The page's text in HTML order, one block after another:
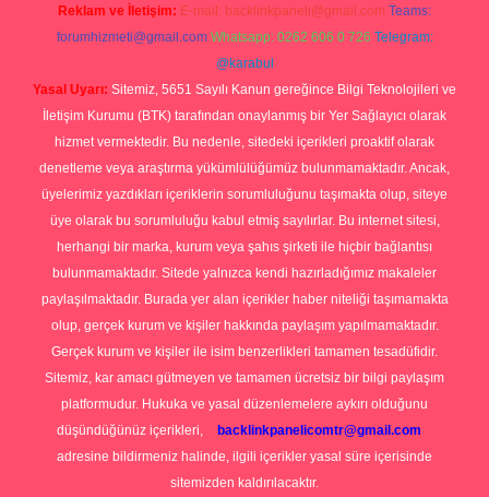
Reklam ve İletişim: E-mail: backlinkpaneli@gmail.com Teams:
forumhizmeti@gmail.com Whatsapp: 0262 606 0 726 Telegram:
@karabul
Yasal Uyarı: Sitemiz, 5651 Sayılı Kanun gereğince Bilgi Teknolojileri ve
İletişim Kurumu (BTK) tarafından onaylanmış bir Yer Sağlayıcı olarak
hizmet vermektedir. Bu nedenle, sitedeki içerikleri proaktif olarak
denetleme veya araştırma yükümlülüğümüz bulunmamaktadır. Ancak,
üyelerimiz yazdıkları içeriklerin sorumluluğunu taşımakta olup, siteye
üye olarak bu sorumluluğu kabul etmiş sayılırlar. Bu internet sitesi,
herhangi bir marka, kurum veya şahıs şirketi ile hiçbir bağlantısı
bulunmamaktadır. Sitede yalnızca kendi hazırladığımız makaleler
paylaşılmaktadır. Burada yer alan içerikler haber niteliği taşımamakta
olup, gerçek kurum ve kişiler hakkında paylaşım yapılmamaktadır.
Gerçek kurum ve kişiler ile isim benzerlikleri tamamen tesadüfidir.
Sitemiz, kar amacı gütmeyen ve tamamen ücretsiz bir bilgi paylaşım
platformudur. Hukuka ve yasal düzenlemelere aykırı olduğunu
düşündüğünüz içerikleri,
backlinkpanelicomtr@gmail.com
adresine bildirmeniz halinde, ilgili içerikler yasal süre içerisinde
sitemizden kaldırılacaktır.